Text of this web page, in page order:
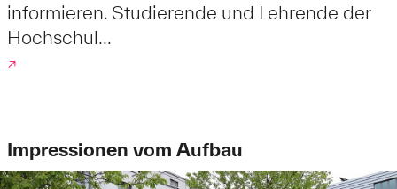
informieren. Studierende und Lehrende der
Hochschul...
↗
Impressionen vom Aufbau